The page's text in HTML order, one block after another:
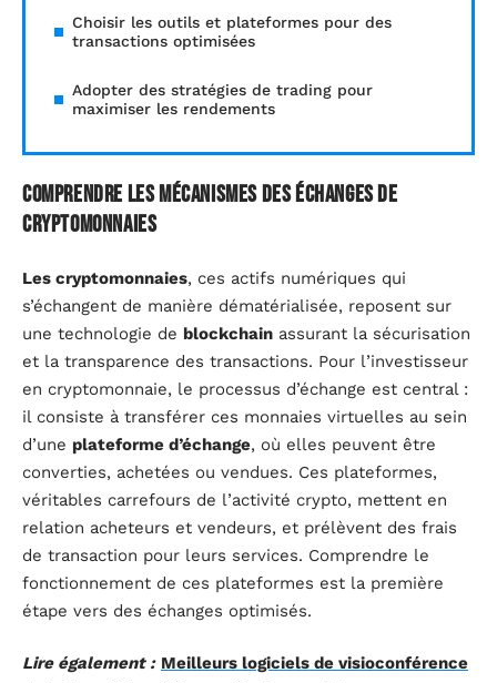
Choisir les outils et plateformes pour des
transactions optimisées
Adopter des stratégies de trading pour
maximiser les rendements
Comprendre les mécanismes des échanges de
cryptomonnaies
Les cryptomonnaies, ces actifs numériques qui
s’échangent de manière dématérialisée, reposent sur
une technologie de blockchain assurant la sécurisation
et la transparence des transactions. Pour l’investisseur
en cryptomonnaie, le processus d’échange est central :
il consiste à transférer ces monnaies virtuelles au sein
d’une plateforme d’échange, où elles peuvent être
converties, achetées ou vendues. Ces plateformes,
véritables carrefours de l’activité crypto, mettent en
relation acheteurs et vendeurs, et prélèvent des frais
de transaction pour leurs services. Comprendre le
fonctionnement de ces plateformes est la première
étape vers des échanges optimisés.
Lire également : Meilleurs logiciels de visioconférence